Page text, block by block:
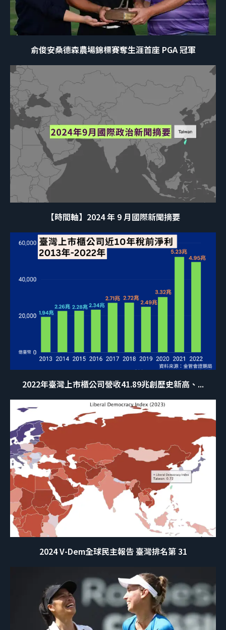
俞俊安桑德森農場錦標賽奪生涯首座 PGA 冠軍
【時間軸】2024 年 9 月國際新聞摘要
2022年臺灣上市櫃公司營收41.89兆創歷史新高、...
2024 V-Dem全球民主報告 臺灣排名第 31